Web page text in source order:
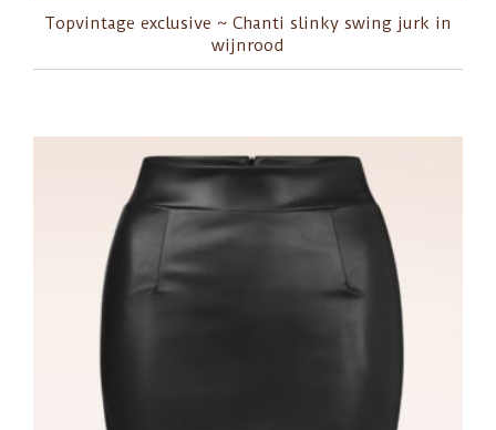
Topvintage exclusive ~ Chanti slinky swing jurk in
wijnrood